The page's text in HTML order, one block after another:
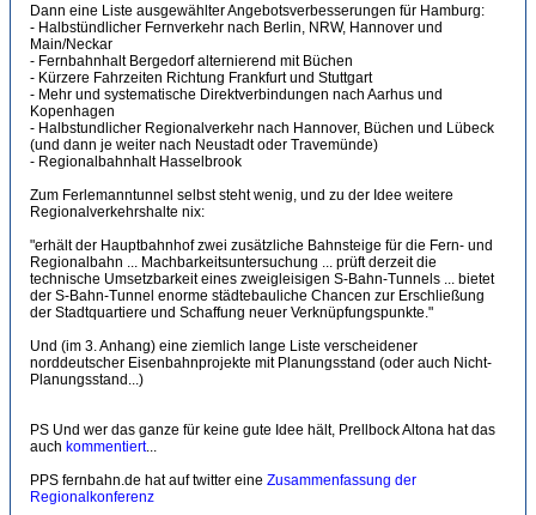
Dann eine Liste ausgewählter Angebotsverbesserungen für Hamburg:
- Halbstündlicher Fernverkehr nach Berlin, NRW, Hannover und
Main/Neckar
- Fernbahnhalt Bergedorf alternierend mit Büchen
- Kürzere Fahrzeiten Richtung Frankfurt und Stuttgart
- Mehr und systematische Direktverbindungen nach Aarhus und
Kopenhagen
- Halbstundlicher Regionalverkehr nach Hannover, Büchen und Lübeck
(und dann je weiter nach Neustadt oder Travemünde)
- Regionalbahnhalt Hasselbrook
Zum Ferlemanntunnel selbst steht wenig, und zu der Idee weitere
Regionalverkehrshalte nix:
"erhält der Hauptbahnhof zwei zusätzliche Bahnsteige für die Fern- und
Regionalbahn ... Machbarkeitsuntersuchung ... prüft derzeit die
technische Umsetzbarkeit eines zweigleisigen S-Bahn-Tunnels ... bietet
der S-Bahn-Tunnel enorme städtebauliche Chancen zur Erschließung
der Stadtquartiere und Schaffung neuer Verknüpfungspunkte."
Und (im 3. Anhang) eine ziemlich lange Liste verscheidener
norddeutscher Eisenbahnprojekte mit Planungsstand (oder auch Nicht-
Planungsstand...)
PS Und wer das ganze für keine gute Idee hält, Prellbock Altona hat das
auch kommentiert...
PPS fernbahn.de hat auf twitter eine Zusammenfassung der
Regionalkonferenz